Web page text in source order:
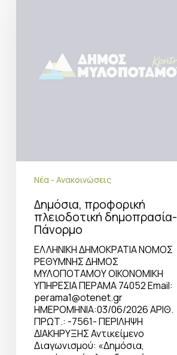
Νέα - Ανακοινώσεις
Δημόσια, προφορική
πλειοδοτική δημοπρασία-
Πάνορμο
ΕΛΛΗΝΙΚΗ ΔΗΜΟΚΡΑΤΙΑ ΝΟΜΟΣ
ΡΕΘΥΜΝΗΣ ΔΗΜΟΣ
ΜΥΛΟΠΟΤΑΜΟΥ OIKONOMIKH
ΥΠΗΡΕΣΙΑ ΠΕΡΑΜΑ 74052 Email:
perama1@otenet.gr
ΗΜΕΡΟΜΗΝΙΑ:03/06/2026 ΑΡΙΘ.
ΠΡΩΤ.: -7561- ΠΕΡΙΛΗΨΗ
ΔΙΑΚΗΡΥΞΗΣ Αντικείμενο
Διαγωνισμού: «Δημόσια,